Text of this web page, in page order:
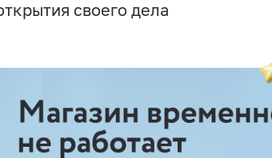
своего дела